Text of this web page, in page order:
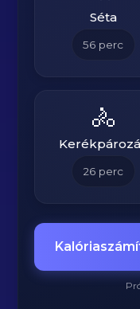
Séta
56 perc
🚴
26 perc